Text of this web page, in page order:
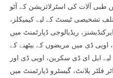
طبی آلات کی اسٹرلائزیشن کے آٹو
تشخیصی ٹیسٹ کے لیے کیمیکلز،
ریڈیالوجی ڈپارٹمنٹ میں
ڈی میں مریضوں کے بیٹھنے کے
کے لیے ایل ای ڈی سکرین، اوپی ڈی اور
فلٹر پلانٹ، گیسٹرو ڈپارٹمنٹ میں